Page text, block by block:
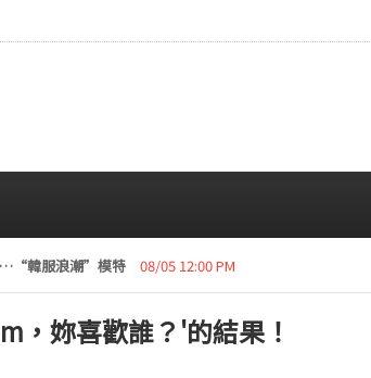
韓服浪潮”模特 08/05 12:00 PM
，妳喜歡誰？'的結果！